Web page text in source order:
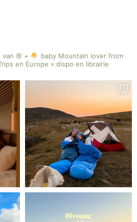
van ꕥ + baby Mountain lover from
en Europe » dispo en librairie